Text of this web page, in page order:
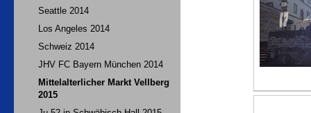
Seattle 2014
Los Angeles 2014
Schweiz 2014
JHV FC Bayern München 2014
Mittelalterlicher Markt Vellberg
2015